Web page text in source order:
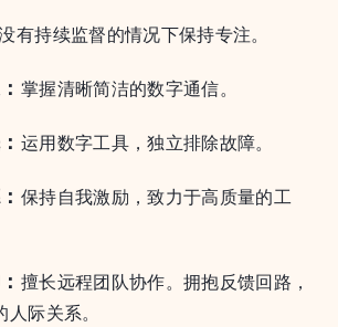
有持续监督的情况下保持专注。
掌握清晰简洁的数字通信。
运用数字工具，独立排除故障。
保持自我激励，致力于高质量的工
擅长远程团队协作。拥抱反馈回路，
际关系。